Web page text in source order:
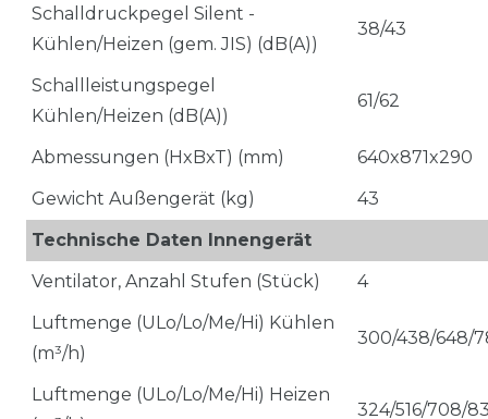
Schalldruckpegel Silent -
Kühlen/Heizen (gem. JIS) (dB(A))
38/43
Schallleistungspegel
Kühlen/Heizen (dB(A))
61/62
Abmessungen (HxBxT) (mm)
640x871x290
Gewicht Außengerät (kg)
43
Technische Daten Innengerät
Ventilator, Anzahl Stufen (Stück)
4
Luftmenge (ULo/Lo/Me/Hi) Kühlen
(m³/h)
300/438/648/
Luftmenge (ULo/Lo/Me/Hi) Heizen
324/516/708/